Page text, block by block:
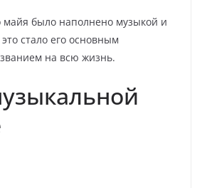
майя было наполнено музыкой и
стало его основным
на всю жизнь.